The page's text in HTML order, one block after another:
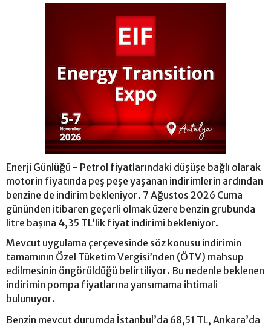
Enerji Günlüğü - Petrol fiyatlarındaki düşüşe bağlı olarak
motorin fiyatında peş peşe yaşanan indirimlerin ardından
benzine de indirim bekleniyor. 7 Ağustos 2026 Cuma
gününden itibaren geçerli olmak üzere benzin grubunda
litre başına 4,35 TL’lik fiyat indirimi bekleniyor.
Mevcut uygulama çerçevesinde söz konusu indirimin
tamamının Özel Tüketim Vergisi’nden (ÖTV) mahsup
edilmesinin öngörüldüğü belirtiliyor. Bu nedenle beklenen
indirimin pompa fiyatlarına yansımama ihtimali
bulunuyor.
Benzin mevcut durumda İstanbul’da 68,51 TL, Ankara’da